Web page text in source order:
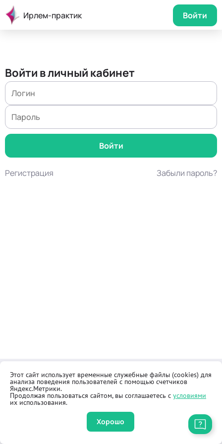
Ирлем-практик Войти
Войти в личный кабинет
Регистрация Забыли пароль?
Контакты
Как купить
Общественная приёмная
Реквизиты
Оферта
Правила продажи товаров
Этот сайт использует временные служебные файлы (cookies) для
анализа поведения пользователей с помощью счетчиков
Яндекс.Метрики.
Продолжая пользоваться сайтом, вы соглашаетесь с условиями
их использования.
Хорошо